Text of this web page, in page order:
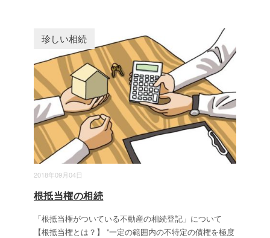
2018年09月04日
珍しい相続
根抵当権の相続
「根抵当権がついている不動産の相続登記」について
【根抵当権とは？】 ”一定の範囲内の不特定の債権を極度